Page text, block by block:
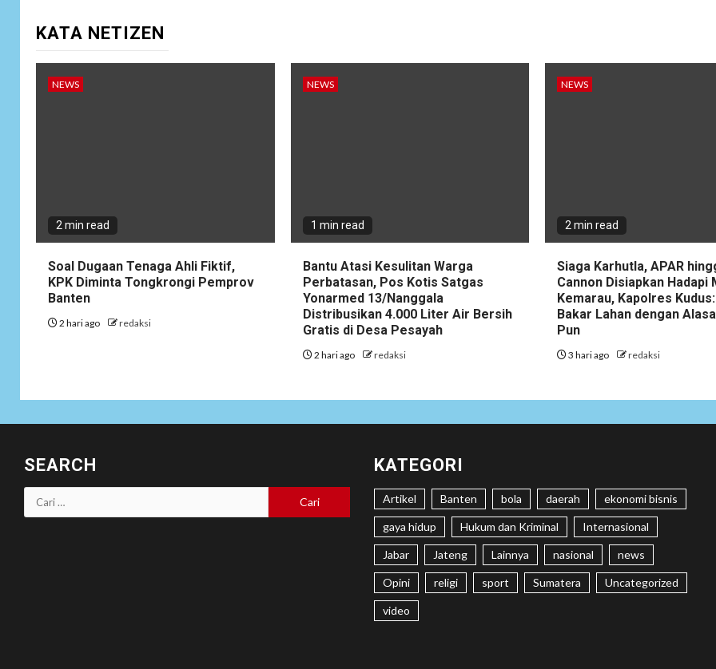
KATA NETIZEN
NEWS
2 min read
Soal Dugaan Tenaga Ahli Fiktif,
KPK Diminta Tongkrongi Pemprov
Banten
2 hari ago redaksi
NEWS
1 min read
Bantu Atasi Kesulitan Warga
Perbatasan, Pos Kotis Satgas
Yonarmed 13/Nanggala
Distribusikan 4.000 Liter Air Bersih
Gratis di Desa Pesayah
2 hari ago redaksi
NEWS
2 min read
Siaga Karhutla, APAR
Cannon Disiapkan Hadapi
Kemarau, Kapolres
Bakar Lahan dengan
Pun
3 hari ago redaksi
SEARCH
Cari
untuk:
KATEGORI
Artikel Banten bola daerah ekonomi bisnis
gaya hidup Hukum dan Kriminal Internasional
Jabar Jateng Lainnya nasional news
Opini religi sport Sumatera Uncategorized
video